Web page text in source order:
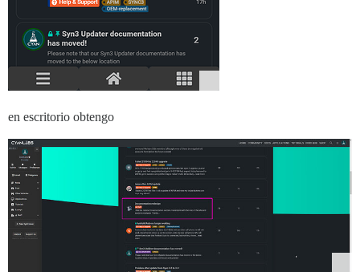
en escritorio obtengo